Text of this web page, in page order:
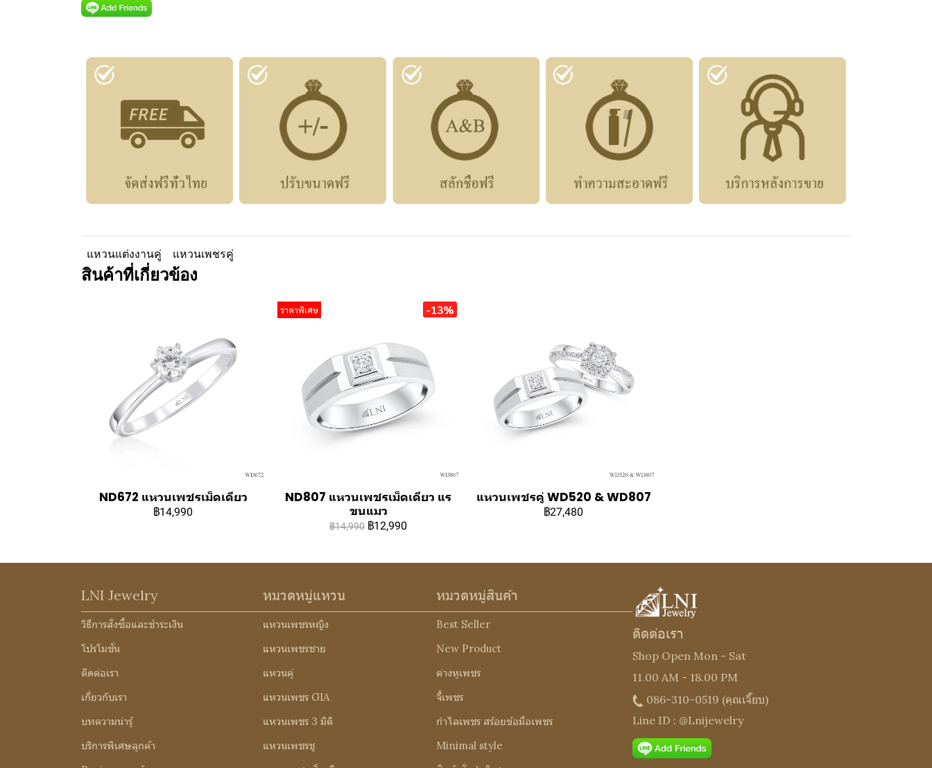
แหวนแต่งงานคู่ แหวนเพชรคู่
สินค้าที่เกี่ยวข้อง
ND672 แหวนเพชรเม็ดเดียว
฿14,990
ราคาพิเศษ -13%
ND807 แหวนเพชรเม็ดเดียว แร
ขนแมว
฿14,990 ฿12,990
แหวนเพชรคู่ WD520 & WD807
฿27,480
LNI Jewelry
วิธีการสั่งซื้อและชำระเงิน
โปรโมชั่น
ติดต่อเรา
เกี่ยวกับเรา
บทความน่ารู้
บริการพิเศษลูกค้า
หมวดหมู่แหวน
แหวนเพชรหญิง
แหวนเพชรชาย
แหวนคู่
แหวนเพชร GIA
แหวนเพชร 3 มิติ
แหวนเพชรชู
หมวดหมู่สินค้า
Best Seller
New Product
ต่างหูเพชร
จี้เพชร
กำไลเพชร สร้อยข้อมือเพชร
Minimal style
ติดต่อเรา
Shop Open Mon - Sat
11.00 AM - 18.00 PM
086-310-0519 (คุณเจี๊ยบ)
Line ID : @Lnijewelry